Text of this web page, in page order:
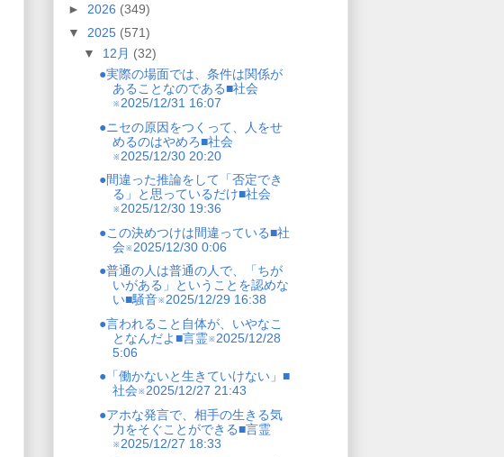
► 2026 (349)
▼ 2025 (571)
▼ 12月 (32)
●実際の場面では、条件は関係が
あることなのである■社会
※2025/12/31 16:07
●ニセの原因をつくって、人をせ
めるのはやめろ■社会
※2025/12/30 20:20
●間違った推論をして「否定でき
る」と思っているだけ■社会
※2025/12/30 19:36
●この決めつけは間違っている■社
会※2025/12/30 0:06
●普通の人は普通の人で、「ちが
いがある」ということを認めな
い■騒音※2025/12/29 16:38
●言われること自体が、いやなこ
となんだよ■言霊※2025/12/28
5:06
●「働かないと生きていけない」■
社会※2025/12/27 21:43
●アホな発言で、相手の生きる気
力をそぐことができる■言霊
※2025/12/27 18:33